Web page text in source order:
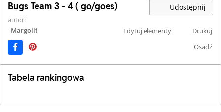
Bugs Team 3 - 4 ( go/goes) Udostępnij
autor:
Margolit
Edytuj elementy
Drukuj
Osadź
Tabela rankingowa